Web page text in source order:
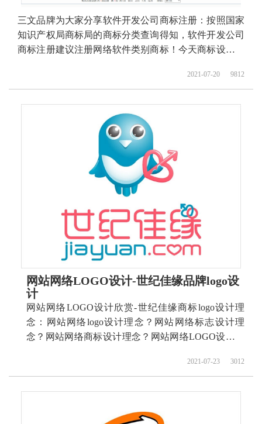
三文品牌为大家分享软件开发公司商标注册：按照国家
知识产权局商标局的商标分类查询得知，软件开发公司
商标注册建议注册网络软件类别商标！今天商标设计注
标注册流程和费用、商标注册需要提供的资料、商标注
2021-07-20 9812
网站网络LOGO设计-世纪佳缘品牌logo设
计
网站网络LOGO设计欣赏-世纪佳缘商标logo设计理
念：网站网络logo设计理念？网站网络标志设计理
念？网站网络商标设计理念？网站网络LOGO设计含
牌？
2021-07-23 3012